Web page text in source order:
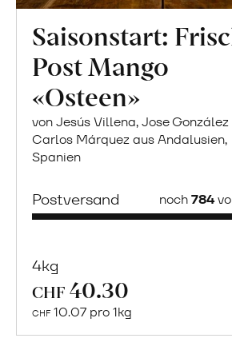
Saisonstart:
Post Mango
«Osteen»
von Jesús Villena, Jose González
Carlos Márquez aus Andalusien,
Spanien
Postversand noch784
4kg
CHF 40.30
CHF 10.07 pro 1kg